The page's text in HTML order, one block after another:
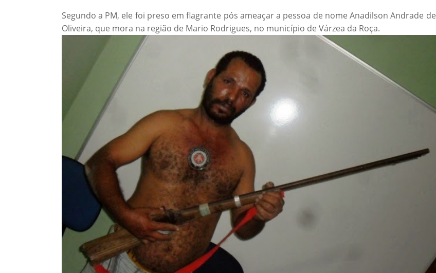
Segundo a PM, ele foi preso em flagrante pós ameaçar a pessoa de nome Anadilson Andrade de
Oliveira, que mora na região de Mario Rodrigues, no município de Várzea da Roça.